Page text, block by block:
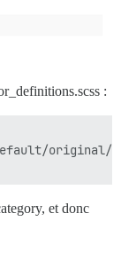
:
et donc